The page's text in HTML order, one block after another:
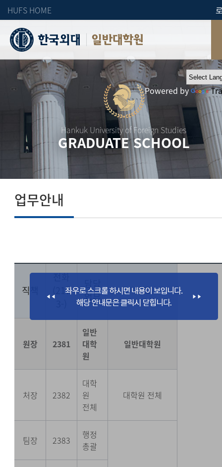
HUFS HOME
일반대학원
Hankuk University of Foreign Studies
GRADUATE SCHOOL
Powered by
업무안내
직책
전화
(217
업무
비고
원장 2381
일반
대학
원
일반대학원
처장 2382
대학
원
전체
대학원 전체
팀장 2383
행정
총괄